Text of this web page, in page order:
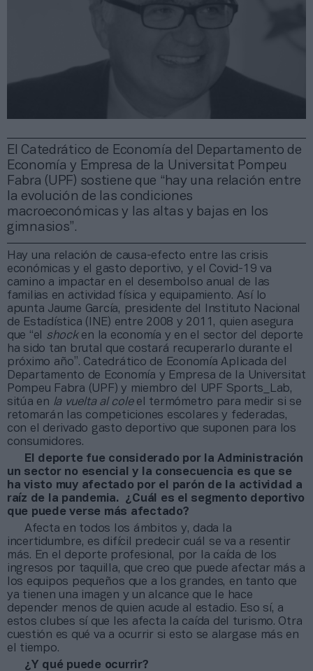
El Catedrático de Economía del Departamento de
Economía y Empresa de la Universitat Pompeu
Fabra (UPF) sostiene que “hay una relación entre
la evolución de las condiciones
macroeconómicas y las altas y bajas en los
gimnasios”.
Hay una relación de causa-efecto entre las crisis
económicas y el gasto deportivo, y el Covid-19 va
camino a impactar en el desembolso anual de las
familias en actividad física y equipamiento. Así lo
apunta Jaume García, presidente del Instituto Nacional
de Estadística (INE) entre 2008 y 2011, quien asegura
que “el shock en la economía y en el sector del deporte
ha sido tan brutal que costará recuperarlo durante el
próximo año”. Catedrático de Economía Aplicada del
Departamento de Economía y Empresa de la Universitat
Pompeu Fabra (UPF) y miembro del UPF Sports_Lab,
sitúa en la vuelta al cole el termómetro para medir si se
retomarán las competiciones escolares y federadas,
con el derivado gasto deportivo que suponen para los
consumidores.
El deporte fue considerado por la Administración
un sector no esencial y la consecuencia es que se
ha visto muy afectado por el parón de la actividad a
raíz de la pandemia. ¿Cuál es el segmento deportivo
que puede verse más afectado?
Afecta en todos los ámbitos y, dada la
incertidumbre, es difícil predecir cuál se va a resentir
más. En el deporte profesional, por la caída de los
ingresos por taquilla, que creo que puede afectar más a
los equipos pequeños que a los grandes, en tanto que
ya tienen una imagen y un alcance que le hace
depender menos de quien acude al estadio. Eso sí, a
estos clubes sí que les afecta la caída del turismo. Otra
cuestión es qué va a ocurrir si esto se alargase más en
el tiempo.
¿Y qué puede ocurrir?